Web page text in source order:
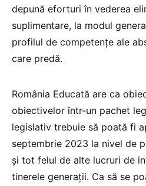
depună eforturi în vederea
suplimentare, la modul
profilul de competențe ale
care predă.
România Educată are ca
obiectivelor într-un pachet
legislativ trebuie să poată fi
septembrie 2023 la nivel de
și tot felul de alte lucruri de
tinerele generații. Ca să se